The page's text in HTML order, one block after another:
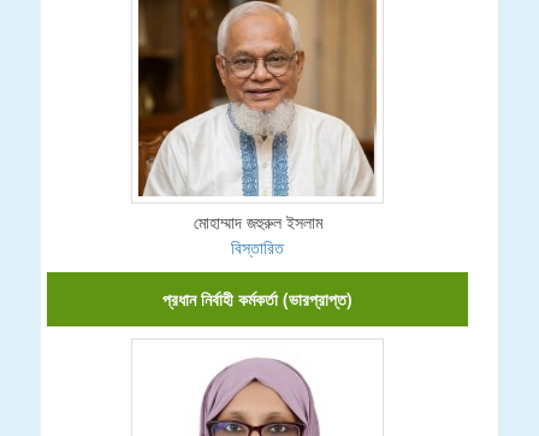
মোহাম্মাদ জহুরুল ইসলাম
বিস্তারিত
প্রধান নির্বাহী কর্মকর্তা (ভারপ্রাপ্ত)